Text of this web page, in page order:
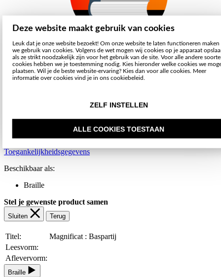
Deze website maakt gebruik van cookies
Leuk dat je onze website bezoekt! Om onze website te laten functioneren maken
we gebruik van cookies. Volgens de wet mogen wij cookies op je apparaat
als ze strikt noodzakelijk zijn voor het gebruik van de site. Voor alle andere
cookies hebben we je toestemming nodig. Kies hieronder welke cookies we
plaatsen. Wil je de beste website-ervaring? Kies dan voor alle cookies. Meer
informatie over cookies vind je in ons cookiebeleid.
ZELF INSTELLEN
ALLE COOKIES TOESTAAN
Toegankelijkheidsgegevens
Beschikbaar als:
Braille
Stel je gewenste product samen
Sluiten Terug
Titel:
Magnificat : Baspartij
Leesvorm:
Aflevervorm:
Braille